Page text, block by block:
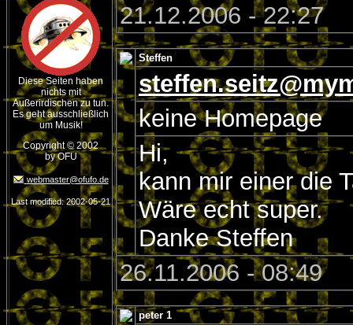
Diese Seiten haben
nichts mit
Außerirdischen zu tun.
Es geht ausschließlich
um Musik!
Copyright © 2002
by OFU
webmaster@ofufo.de
Last modified:2002-05-21
21.12.2006 - 22:27
Steffen
keine Homepage
Hi,
kann mir einer die
Wäre echt super.
Danke Steffen
26.11.2006 - 08:49
peter 1